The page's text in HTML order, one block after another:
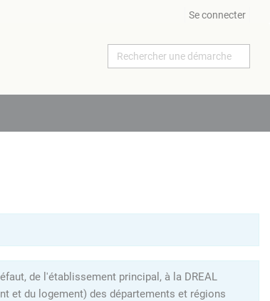
Se connecter
de l'établissement principal, à la DREAL
et du logement) des départements et régions